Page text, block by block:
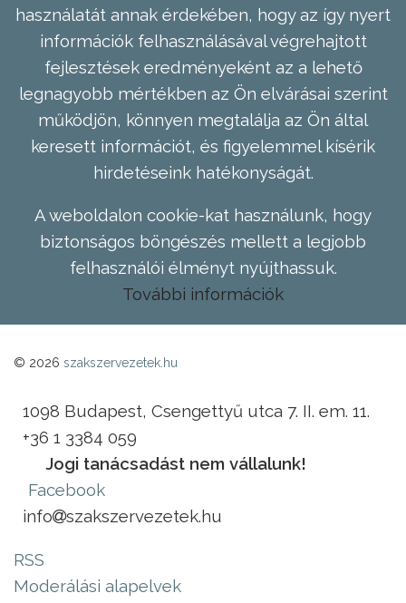
használatát annak érdekében, hogy az így nyert
információk felhasználásával végrehajtott
fejlesztések eredményeként az a lehető
legnagyobb mértékben az Ön elvárásai szerint
működjön, könnyen megtalálja az Ön által
keresett információt, és figyelemmel kísérik
hirdetéseink hatékonyságát.
A weboldalon cookie-kat használunk, hogy
biztonságos böngészés mellett a legjobb
felhasználói élményt nyújthassuk.
További információk
© 2026 szakszervezetek.hu
1098 Budapest, Csengettyű utca 7. II. em. 11.
+36 1 3384 059
Jogi tanácsadást nem vállalunk!
Facebook
info
szakszervezetek.hu
RSS
Moderálási alapelvek